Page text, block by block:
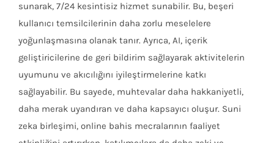
sunarak, 7/24 kesintisiz hizmet sunabilir. Bu, beşeri
kullanıcı temsilcilerinin daha zorlu meselelere
yoğunlaşmasına olanak tanır. Ayrıca, AI, içerik
geliştiricilerine de geri bildirim sağlayarak aktivitelerin
uyumunu ve akıcılığını iyileştirmelerine katkı
sağlayabilir. Bu sayede, muhtevalar daha hakkaniyetli,
daha merak uyandıran ve daha kapsayıcı oluşur. Suni
zeka birleşimi, online bahis mecralarının faaliyet